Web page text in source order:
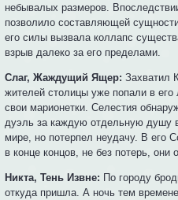
небывалых размеров.
позволило составляющей
его силы вызвала коллапс
взрыв далеко за его пределами.
Слаг, Жаждущий Ящер: Захватил
жителей столицы уже попали в его
свои марионетки. Селестия
дуэль за каждую отдельную душу
мире, но потерпел неудачу. В его
в конце концов, не без потерь, они
Никта, Тень Извне: По городу
откуда пришла. А ночь тем